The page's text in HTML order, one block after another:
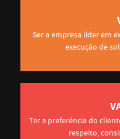
Ser a empresa líder em
execução de
Ter a preferência do
respeito,